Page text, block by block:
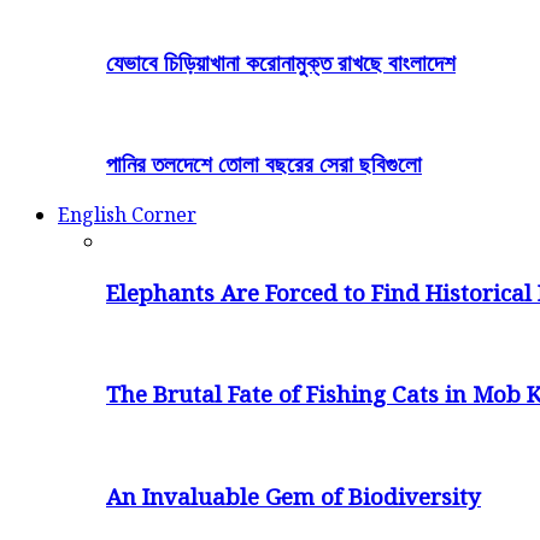
যেভাবে চিড়িয়াখানা করোনামুক্ত রাখছে বাংলাদেশ
পানির তলদেশে তোলা বছরের সেরা ছবিগুলো
English Corner
Elephants Are Forced to Find Historical
The Brutal Fate of Fishing Cats in Mob
An Invaluable Gem of Biodiversity